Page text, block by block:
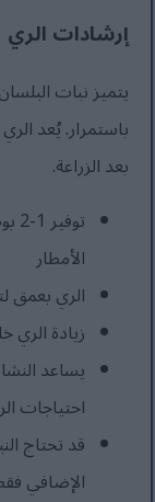
إرشادات الري
يتميز نبات
باستمرار. يُعد
بعد الزراعة.
الأمطار
الري بعمق
زيادة الري
يساعد
احتياجات
الإضافي